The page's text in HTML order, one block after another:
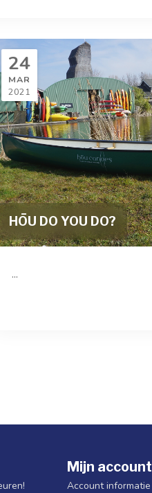
24
MAR
2021
HŌU DO YOU DO?
...
Mijn account
Account informatie